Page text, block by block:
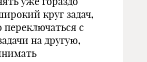
круг задач,
переключаться с
на другую,